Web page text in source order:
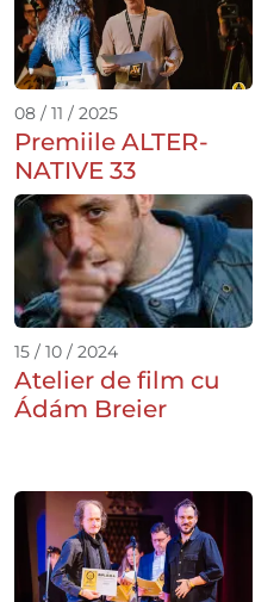
08 / 11 / 2025
Premiile ALTER-
NATIVE 33
15 / 10 / 2024
Atelier de film cu
Ádám Breier